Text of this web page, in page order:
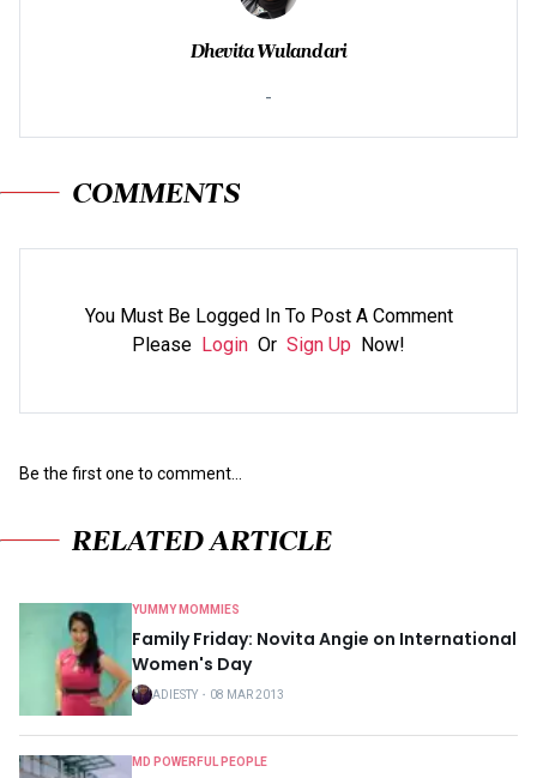
Dhevita Wulandari
-
COMMENTS
You Must Be Logged In To Post A Comment
Please Login Or Sign Up Now!
Be the first one to comment...
RELATED ARTICLE
YUMMY MOMMIES
Family Friday: Novita Angie on International
Women's Day
ADIESTY ・ 08 MAR 2013
MD POWERFUL PEOPLE